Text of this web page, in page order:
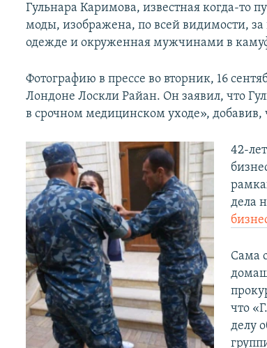
Гульнара Каримова, известная когда-то
моды, изображена, по всей видимости,
одежде и окруженная мужчинами в
Фотографию в прессе во вторник, 16
Лондоне Лоскли Райан. Он заявил, что
в срочном медицинском уходе»,
42-
дела
Сама
что
делу